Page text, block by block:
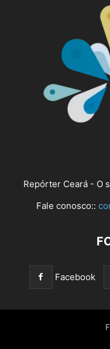
Repórter Ceará - O
Fale conosco::
Facebook